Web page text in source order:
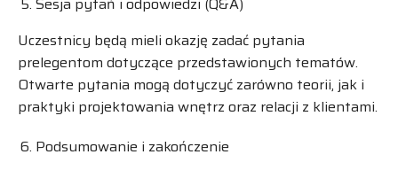
Uczestnicy będą mieli okazję zadać pytania
prelegentom dotyczące przedstawionych tematów.
Otwarte pytania mogą dotyczyć zarówno teorii, jak i
praktyki projektowania wnętrz oraz relacji z klientami.
Podsumowanie i zakończenie